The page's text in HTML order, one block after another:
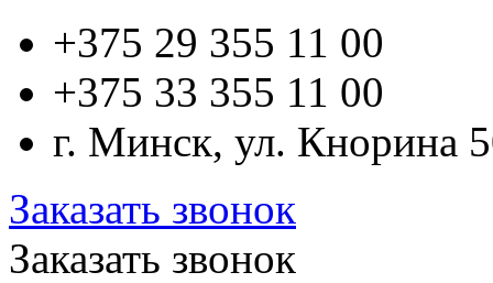
+375 29 355 11 00
+375 33 355 11 00
г. Минск, ул. Кнорина
Заказать звонок
Заказать звонок